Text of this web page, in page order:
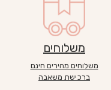
משלוחים
משלוחים מהירים חינם
ברכישת משאבה